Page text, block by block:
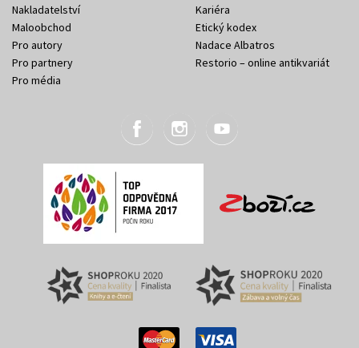
Nakladatelství
Maloobchod
Pro autory
Pro partnery
Pro média
Kariéra
Etický kodex
Nadace Albatros
Restorio – online antikvariát